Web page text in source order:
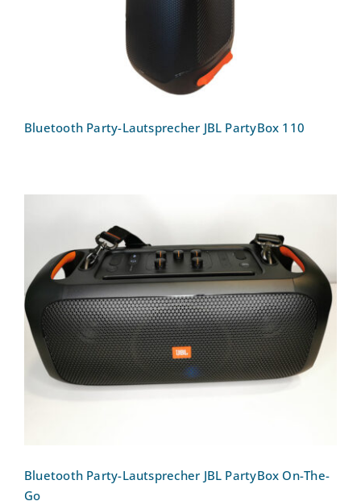
Bluetooth Party-Lautsprecher JBL PartyBox 110
Bluetooth Party-Lautsprecher JBL
PartyBox On-The-Go
Bewertet
mit5.00von 5
Bluetooth Party-Lautsprecher JBL PartyBox On-The-
Go